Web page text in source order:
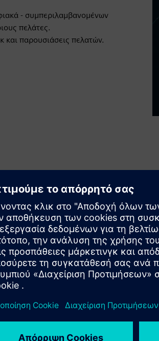
- συμπεριλαμβανομένων
πελάτες.
και παρουσιάσεις πελατών.
να βασίζεται στον Ιστό (WebGL) ή
στο σύστημα με ευελιξία